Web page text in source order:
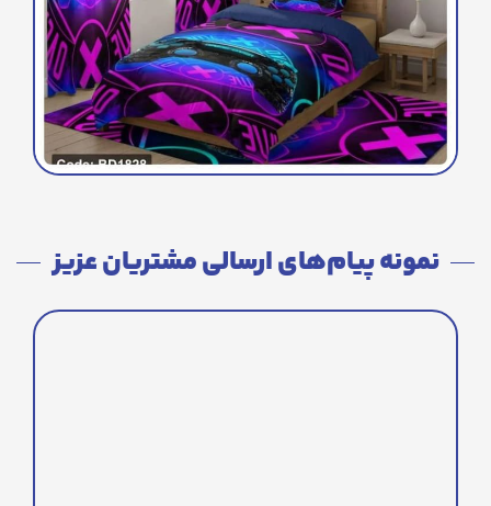
نمونه پیام‌های ارسالی مشتریان عزیز